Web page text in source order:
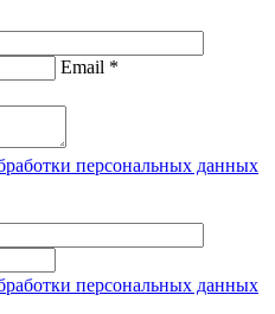
Email *
персональных данных
персональных данных